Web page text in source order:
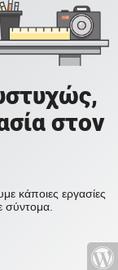
στον
κάποιες εργασίες
σύντομα.